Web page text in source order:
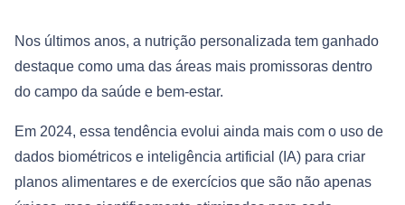
Nos últimos anos, a nutrição personalizada tem ganhado
destaque como uma das áreas mais promissoras dentro
do campo da saúde e bem-estar.
Em 2024, essa tendência evolui ainda mais com o uso de
dados biométricos e inteligência artificial (IA) para criar
planos alimentares e de exercícios que são não apenas